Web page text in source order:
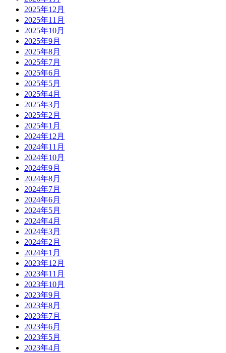
2025年12月
2025年11月
2025年10月
2025年9月
2025年8月
2025年7月
2025年6月
2025年5月
2025年4月
2025年3月
2025年2月
2025年1月
2024年12月
2024年11月
2024年10月
2024年9月
2024年8月
2024年7月
2024年6月
2024年5月
2024年4月
2024年3月
2024年2月
2024年1月
2023年12月
2023年11月
2023年10月
2023年9月
2023年8月
2023年7月
2023年6月
2023年5月
2023年4月